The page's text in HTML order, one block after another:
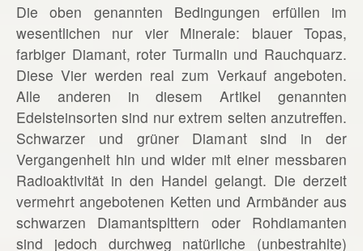
Die oben genannten Bedingungen erfüllen im
wesentlichen nur vier Minerale: blauer Topas,
farbiger Diamant, roter Turmalin und Rauchquarz.
Diese Vier werden real zum Verkauf angeboten.
Alle anderen in diesem Artikel genannten
Edelsteinsorten sind nur extrem selten anzutreffen.
Schwarzer und grüner Diamant sind in der
Vergangenheit hin und wider mit einer messbaren
Radioaktivität in den Handel gelangt. Die derzeit
vermehrt angebotenen Ketten und Armbänder aus
schwarzen Diamantsplttern oder Rohdiamanten
sind jedoch durchweg natürliche (unbestrahlte)